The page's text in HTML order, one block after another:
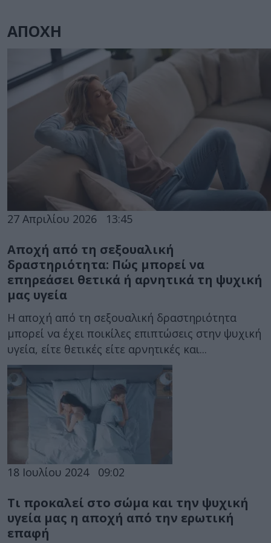
ΑΠΟΧΗ
27 Απριλίου 2026 13:45
Αποχή από τη σεξουαλική
δραστηριότητα: Πώς μπορεί να
επηρεάσει θετικά ή αρνητικά τη ψυχική
μας υγεία
Η αποχή από τη σεξουαλική δραστηριότητα
μπορεί να έχει ποικίλες επιπτώσεις στην ψυχική
υγεία, είτε θετικές είτε αρνητικές και...
18 Ιουλίου 2024 09:02
Τι προκαλεί στο σώμα και την ψυχική
υγεία μας η αποχή από την ερωτική
επαφή